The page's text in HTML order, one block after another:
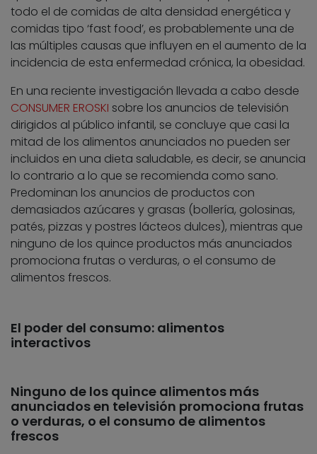
todo el de comidas de alta densidad energética y
comidas tipo ‘fast food’, es probablemente una de
las múltiples causas que influyen en el aumento de la
incidencia de esta enfermedad crónica, la obesidad.
En una reciente investigación llevada a cabo desde
CONSUMER EROSKI sobre los anuncios de televisión
dirigidos al público infantil, se concluye que casi la
mitad de los alimentos anunciados no pueden ser
incluidos en una dieta saludable, es decir, se anuncia
lo contrario a lo que se recomienda como sano.
Predominan los anuncios de productos con
demasiados azúcares y grasas (bollería, golosinas,
patés, pizzas y postres lácteos dulces), mientras que
ninguno de los quince productos más anunciados
promociona frutas o verduras, o el consumo de
alimentos frescos.
El poder del consumo: alimentos
interactivos
Ninguno de los quince alimentos más
anunciados en televisión promociona frutas
o verduras, o el consumo de alimentos
frescos